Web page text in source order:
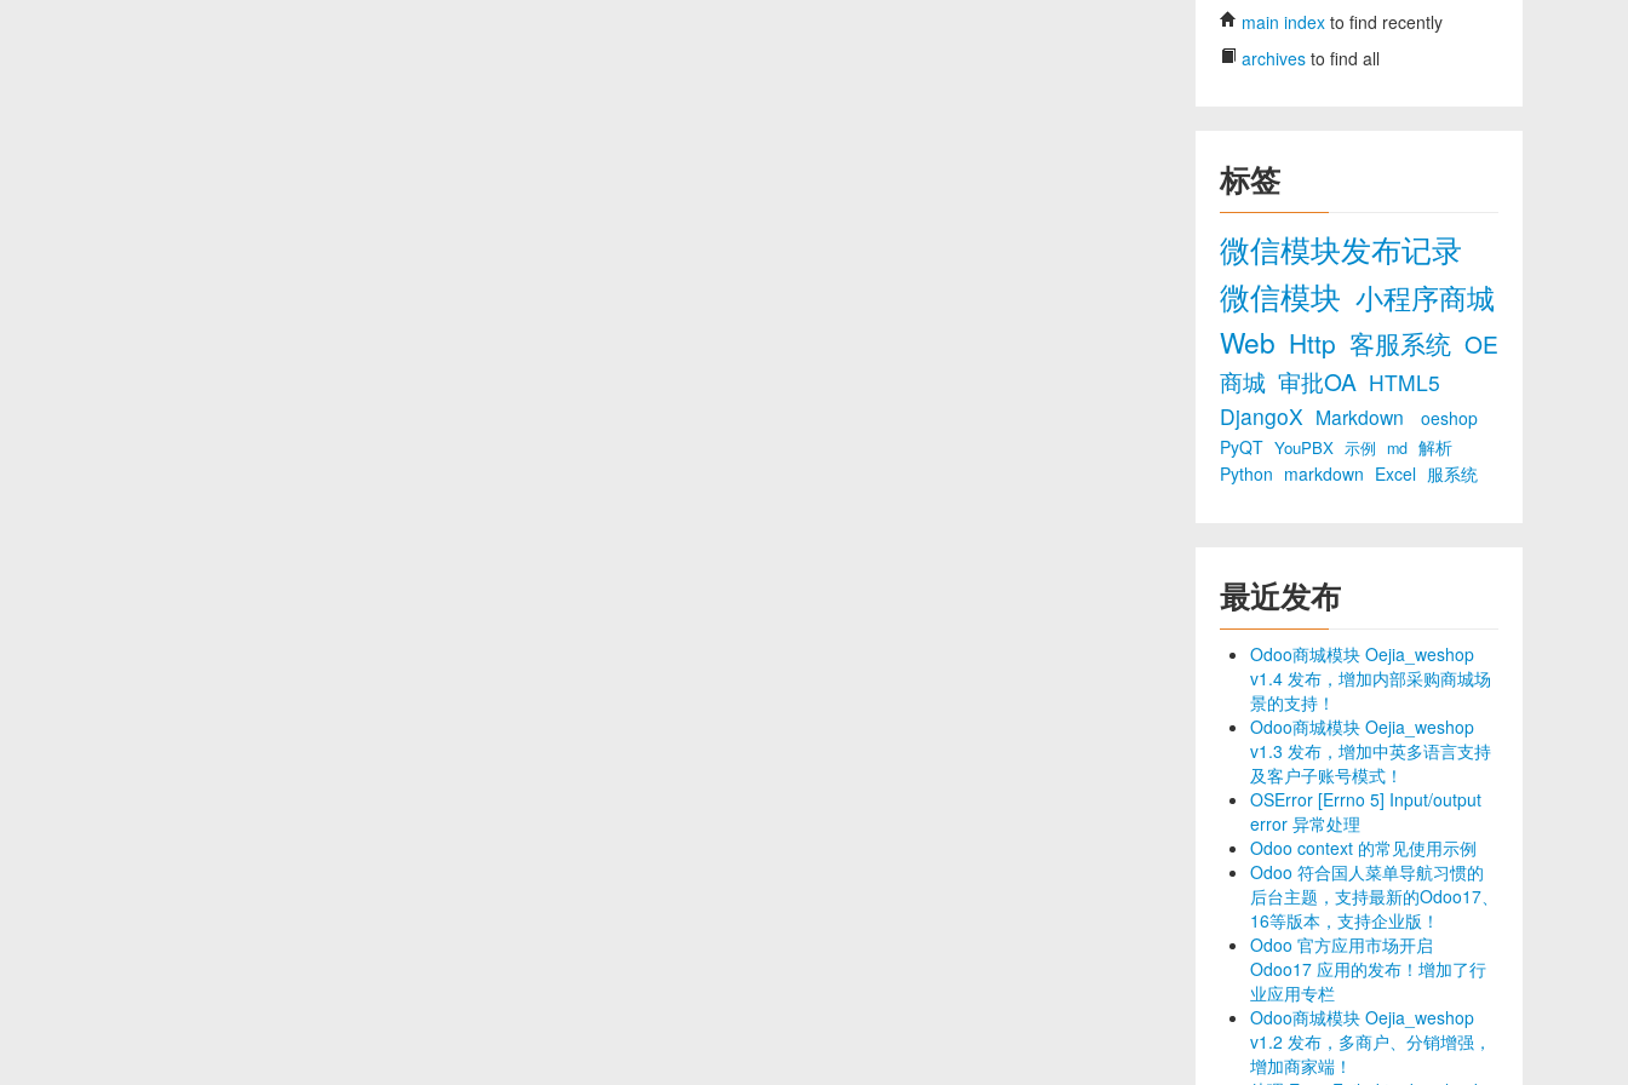
main index to find recently
archives to find all
标签
微信模块发布记录
微信模块 小程序商城
Web Http 客服系统 OE
商城 审批OA HTML5
DjangoX Markdown
oeshop
PyQT YouPBX 示例 md 解析
Python markdown Excel 服系统
最近发布
Odoo商城模块 Oejia_weshop
v1.4 发布，增加内部采购商城场
景的支持！
Odoo商城模块 Oejia_weshop
v1.3 发布，增加中英多语言支持
及客户子账号模式！
OSError [Errno 5] Input/output
error 异常处理
Odoo context 的常见使用示例
Odoo 符合国人菜单导航习惯的
后台主题，支持最新的Odoo17、
16等版本，支持企业版！
Odoo 官方应用市场开启
Odoo17 应用的发布！增加了行
业应用专栏
Odoo商城模块 Oejia_weshop
v1.2 发布，多商户、分销增强，
增加商家端！